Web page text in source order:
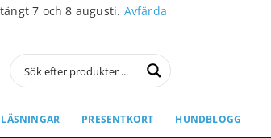
7 och 8 augusti. Avfärda
PRESENTKORT HUNDBLOGG